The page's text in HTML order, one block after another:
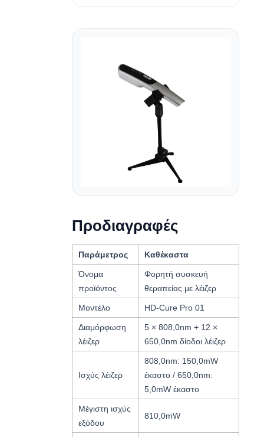
Προδιαγραφές
Παράμετρος Καθέκαστα
Όνομα
προϊόντος
Φορητή συσκευή
θεραπείας με λέιζερ
Μοντέλο HD-Cure Pro 01
Διαμόρφωση
λέιζερ
5 × 808,0nm + 12 ×
650,0nm δίοδοι λέιζερ
Ισχύς λέιζερ
808,0nm: 150,0mW
έκαστο / 650,0nm:
5,0mW έκαστο
Μέγιστη ισχύς
εξόδου
810,0mW